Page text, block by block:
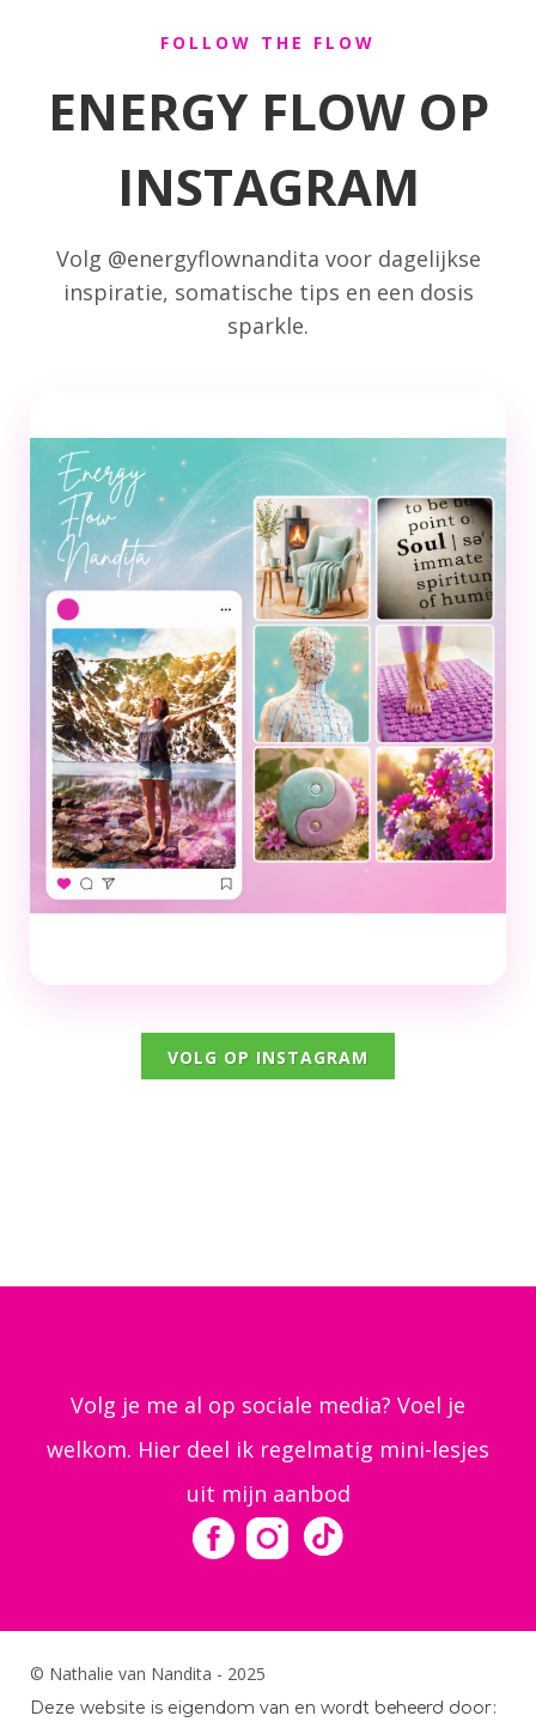
FOLLOW THE FLOW
ENERGY FLOW OP
INSTAGRAM
Volg @energyflownandita voor dagelijkse
inspiratie, somatische tips en een dosis
sparkle.
VOLG OP INSTAGRAM
Volg je me al op sociale media? Voel je
welkom. Hier deel ik regelmatig mini-lesjes
uit mijn aanbod
© Nathalie van Nandita - 2025
Deze website is eigendom van en wordt beheerd door: